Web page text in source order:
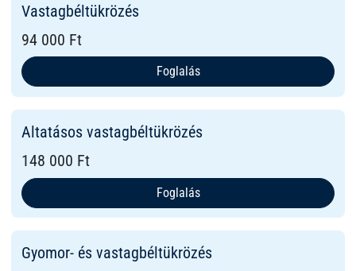
Vastagbéltükrözés
94 000 Ft
Foglalás
Altatásos vastagbéltükrözés
148 000 Ft
Foglalás
Gyomor- és vastagbéltükrözés